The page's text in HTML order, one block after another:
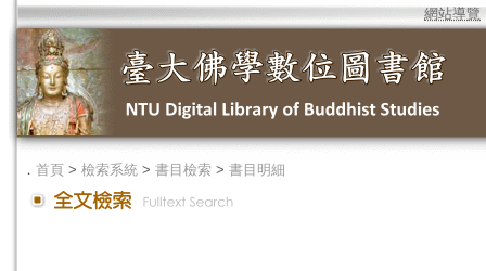
網站導覽
． 首頁 > 檢索系統 > 書目檢索 > 書目明細